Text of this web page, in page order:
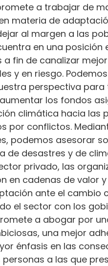
a trabajar de
materia de
al margen a las
en una
fin de canalizar
y en riesgo.
perspectiva
los fondos
climática hacia las
por conflictos.
podemos asesorar
de desastres y de
privado, las
en cadenas de valor
ante el cambio
el sector con los
a abogar por
una mejor
énfasis en las
a las que